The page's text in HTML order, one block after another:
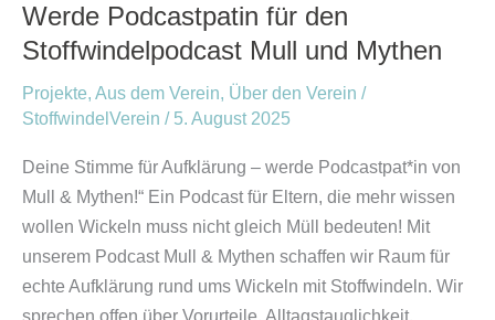
Werde Podcastpatin für den
Stoffwindelpodcast Mull und Mythen
Projekte, Aus dem Verein, Über den Verein /
StoffwindelVerein / 5. August 2025
Deine Stimme für Aufklärung – werde Podcastpat*in von
Mull & Mythen!“ Ein Podcast für Eltern, die mehr wissen
wollen Wickeln muss nicht gleich Müll bedeuten! Mit
unserem Podcast Mull & Mythen schaffen wir Raum für
echte Aufklärung rund ums Wickeln mit Stoffwindeln. Wir
sprechen offen über Vorurteile, Alltagstauglichkeit,